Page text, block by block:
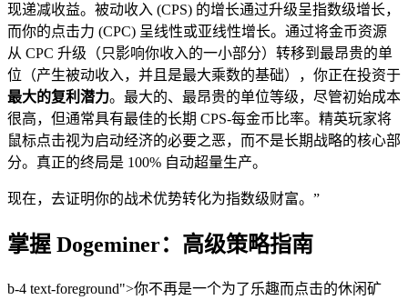
现递减收益。被动收入 (CPS) 的增长通过升级呈指数级增长，
而你的点击力 (CPC) 呈线性或亚线性增长。通过将金币资源
从 CPC 升级（只影响你收入的一小部分）转移到最昂贵的单
位（产生被动收入，并且是最大乘数的基础），你正在投资于
最大的复利潜力。最大的、最昂贵的单位等级，尽管初始成本
很高，但通常具有最佳的长期 CPS-每金币比率。精英玩家将
鼠标点击视为启动经济的必要之恶，而不是长期战略的核心部
分。真正的终局是 100% 自动超量生产。
现在，去证明你的战术优势转化为指数级财富。”
掌握 Dogeminer：高级策略指南
b-4 text-foreground">你不再是一个为了乐趣而点击的休闲矿